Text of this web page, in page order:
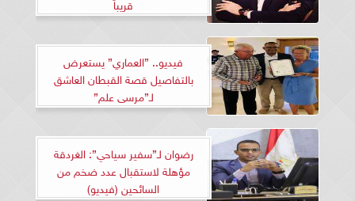
فيديو.. ”العماري” يستعرض
بالتفاصيل قصة القبطان العاشق
لـ”مرسى علم”
رضوان لـ”سفير سياحي”: الغردقة
مؤهلة لاستقبال عدد ضخم من
السائحين (فيديو)